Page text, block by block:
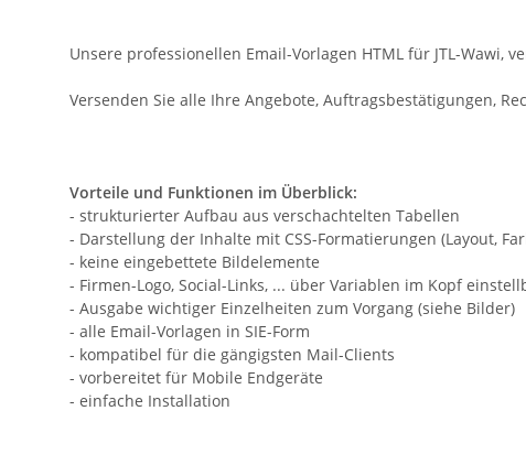
Unsere professionellen Email-Vorlagen HTML für JTL-Wawi,
Versenden Sie alle Ihre Angebote, Auftragsbestätigungen,
Vorteile und Funktionen im Überblick:
- strukturierter Aufbau aus verschachtelten Tabellen
- Darstellung der Inhalte mit CSS-Formatierungen (Layout,
- keine eingebettete Bildelemente
- Firmen-Logo, Social-Links, ... über Variablen im Kopf
- Ausgabe wichtiger Einzelheiten zum Vorgang (siehe Bilder)
- alle Email-Vorlagen in SIE-Form
- kompatibel für die gängigsten Mail-Clients
- vorbereitet für Mobile Endgeräte
- einfache Installation